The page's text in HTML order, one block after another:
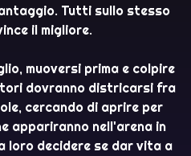
Tutti sullo stesso
il migliore.
muoversi prima e colpire
dovranno districarsi fra
cercando di aprire per
appariranno nell'arena in
loro decidere se dar vita a